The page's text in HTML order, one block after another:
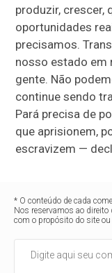
produzir, crescer,
oportunidades
precisamos.
nosso estado em
gente. Não
continue sendo
Pará precisa de
que aprisionem,
escravizem —
* O conteúdo de cada
Nos reservamos ao
com o propósito do site